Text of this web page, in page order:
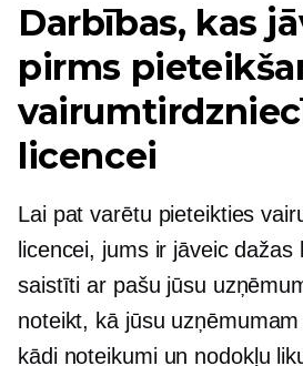
Darbības, kas
pirms
licencei
Lai pat varētu pieteikties
licencei, jums ir jāveic dažas
saistīti ar pašu jūsu
noteikt, kā jūsu
kādi noteikumi un nodokļu